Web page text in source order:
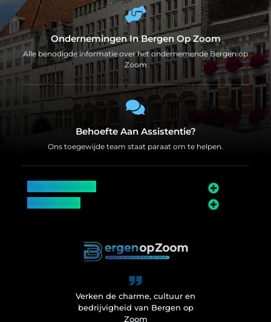
Ondernemingen In Bergen Op Zoom
Alle benodigde informatie over het ondernemende Bergen op
Zoom
Behoefte Aan Assistentie?
Ons toegewijde team staat paraat om te helpen.
Verken de charme, cultuur en
bedrijvigheid van Bergen op
Zoom